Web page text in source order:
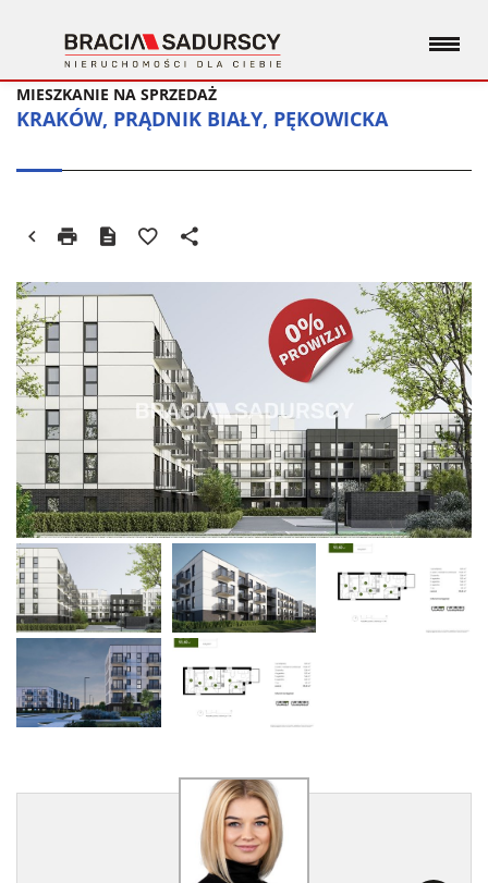
KRAKÓW, PRĄDNIK BIAŁY, PĘKOWICKA
MIESZKANIE NA SPRZEDAŻ